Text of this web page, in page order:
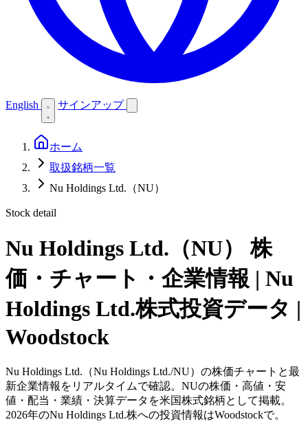
English サインアップ
ホーム
取扱銘柄一覧
Nu Holdings Ltd.（NU）
Stock detail
Nu Holdings Ltd.（NU）
株
価・チャート・企業情報 | Nu
Holdings Ltd.株式投資データ |
Woodstock
Nu Holdings Ltd.（Nu Holdings Ltd./NU）の株価チャートと最
新企業情報をリアルタイムで確認。NUの株価・高値・安
値・配当・業績・決算データを米国株式銘柄として掲載。
2026年のNu Holdings Ltd.株への投資情報はWoodstockで。